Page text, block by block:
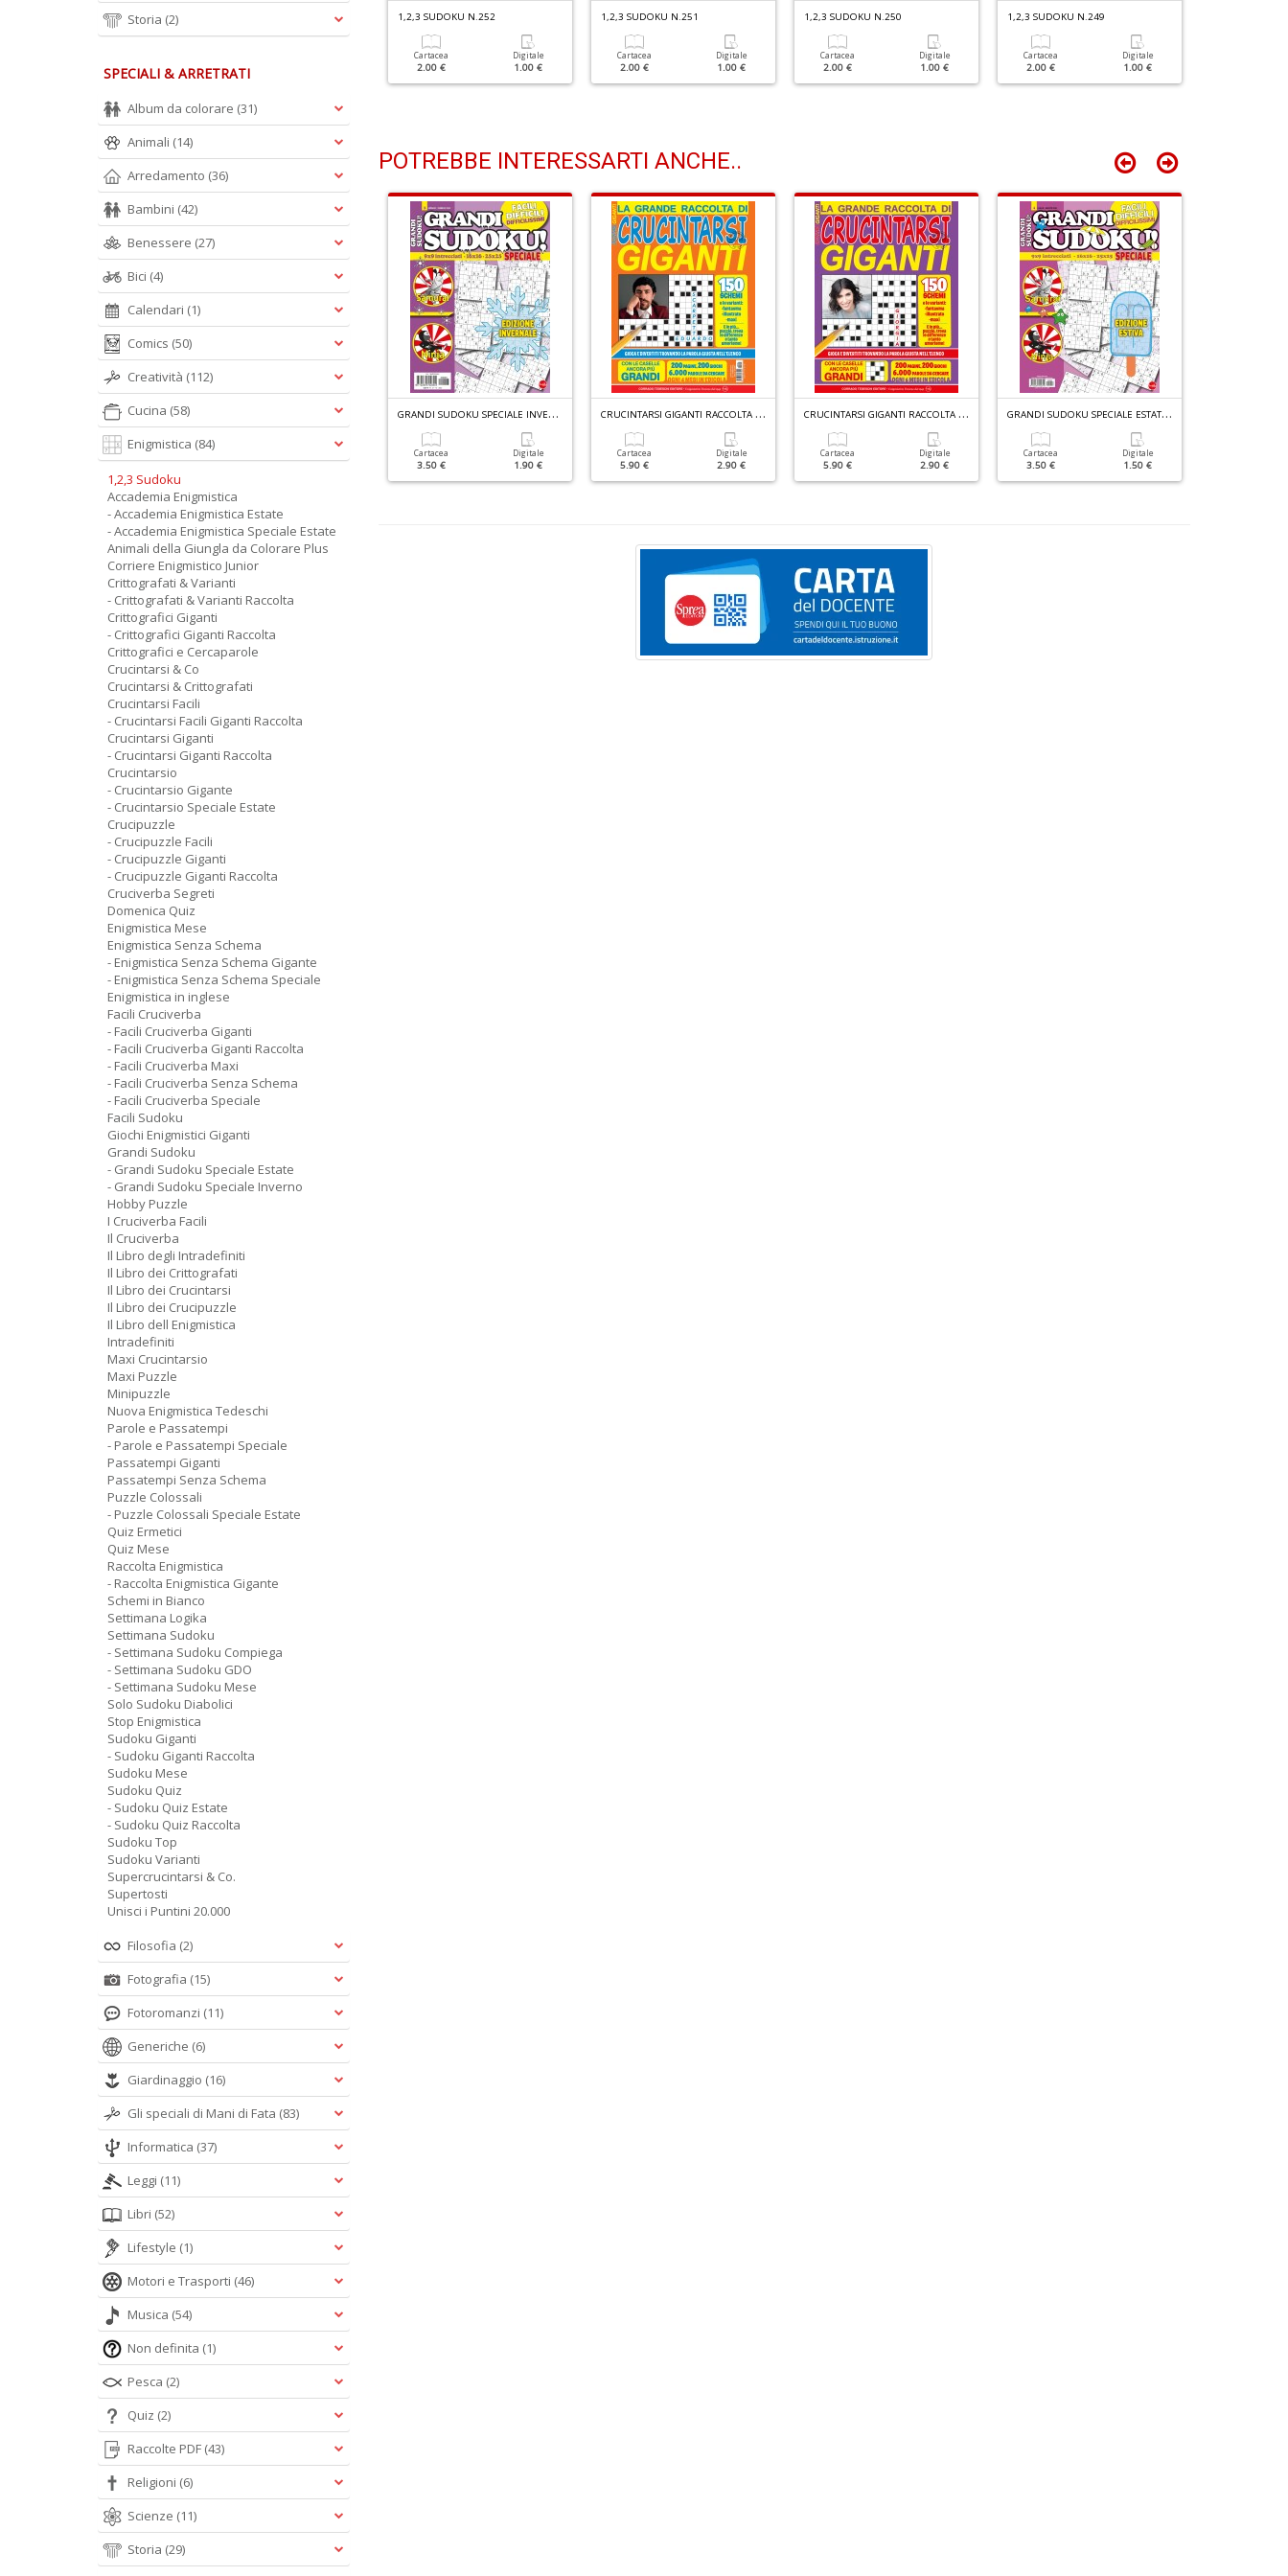
1.00 € 2.00 €
1,2,3 SUDOKU N.252
Cartacea
2.00 €
Digitale
1.00 €
1,2,3 SUDOKU N.251
Cartacea
2.00 €
Digitale
1.00 €
1,2,3 SUDOKU N.250
Cartacea
2.00 €
Digitale
1.00 €
1,2,3 SUDOKU N.249
Cartacea
2.00 €
Digitale
1.00 €
POTREBBE INTERESSARTI ANCHE..
C
RUCINTARSI GIGANTI RACCOLTA N.4
Digitale
2.90 €
Cartacea
3.50 € 1.50 €
G
RANDI SUDOKU SPECIALE INVERNO N.3
Cartacea
3.50 €
Digitale
1.90 €
C
RUCINTARSI GIGANTI RACCOLTA N.5
Cartacea
5.90 €
Digitale
2.90 €
C
RUCINTARSI GIGANTI RACCOLTA N.2
Cartacea
5.90 €
Digitale
2.90 €
G
RANDI SUDOKU SPECIALE ESTATE N.4
Cartacea
3.50 €
Digitale
1.50 €
Storia (2)
SPECIALI & ARRETRATI
Album da colorare (31)
Animali (14)
Arredamento (36)
Bambini (42)
Benessere (27)
Bici (4)
Calendari (1)
Comics (50)
Creatività (112)
Cucina (58)
Enigmistica (84)
1,2,3 Sudoku
Accademia Enigmistica
- Accademia Enigmistica Estate
- Accademia Enigmistica Speciale Estate
Animali della Giungla da Colorare Plus
Corriere Enigmistico Junior
Crittografati & Varianti
- Crittografati & Varianti Raccolta
Crittografici Giganti
- Crittografici Giganti Raccolta
Crittografici e Cercaparole
Crucintarsi & Co
Crucintarsi & Crittografati
Crucintarsi Facili
- Crucintarsi Facili Giganti Raccolta
Crucintarsi Giganti
- Crucintarsi Giganti Raccolta
Crucintarsio
- Crucintarsio Gigante
- Crucintarsio Speciale Estate
Crucipuzzle
- Crucipuzzle Facili
- Crucipuzzle Giganti
- Crucipuzzle Giganti Raccolta
Cruciverba Segreti
Domenica Quiz
Enigmistica Mese
Enigmistica Senza Schema
- Enigmistica Senza Schema Gigante
- Enigmistica Senza Schema Speciale
Enigmistica in inglese
Facili Cruciverba
- Facili Cruciverba Giganti
- Facili Cruciverba Giganti Raccolta
- Facili Cruciverba Maxi
- Facili Cruciverba Senza Schema
- Facili Cruciverba Speciale
Facili Sudoku
Giochi Enigmistici Giganti
Grandi Sudoku
- Grandi Sudoku Speciale Estate
- Grandi Sudoku Speciale Inverno
Hobby Puzzle
I Cruciverba Facili
Il Cruciverba
Il Libro degli Intradefiniti
Il Libro dei Crittografati
Il Libro dei Crucintarsi
Il Libro dei Crucipuzzle
Il Libro dell Enigmistica
Intradefiniti
Maxi Crucintarsio
Maxi Puzzle
Minipuzzle
Nuova Enigmistica Tedeschi
Parole e Passatempi
- Parole e Passatempi Speciale
Passatempi Giganti
Passatempi Senza Schema
Puzzle Colossali
- Puzzle Colossali Speciale Estate
Quiz Ermetici
Quiz Mese
Raccolta Enigmistica
- Raccolta Enigmistica Gigante
Schemi in Bianco
Settimana Logika
Settimana Sudoku
- Settimana Sudoku Compiega
- Settimana Sudoku GDO
- Settimana Sudoku Mese
Solo Sudoku Diabolici
Stop Enigmistica
Sudoku Giganti
- Sudoku Giganti Raccolta
Sudoku Mese
Sudoku Quiz
- Sudoku Quiz Estate
- Sudoku Quiz Raccolta
Sudoku Top
Sudoku Varianti
Supercrucintarsi & Co.
Supertosti
Unisci i Puntini 20.000
Filosofia (2)
Fotografia (15)
Fotoromanzi (11)
Generiche (6)
Giardinaggio (16)
Gli speciali di Mani di Fata (83)
Informatica (37)
Leggi (11)
Libri (52)
Lifestyle (1)
Motori e Trasporti (46)
Musica (54)
Non definita (1)
Pesca (2)
Quiz (2)
Raccolte PDF (43)
Religioni (6)
Scienze (11)
Storia (29)